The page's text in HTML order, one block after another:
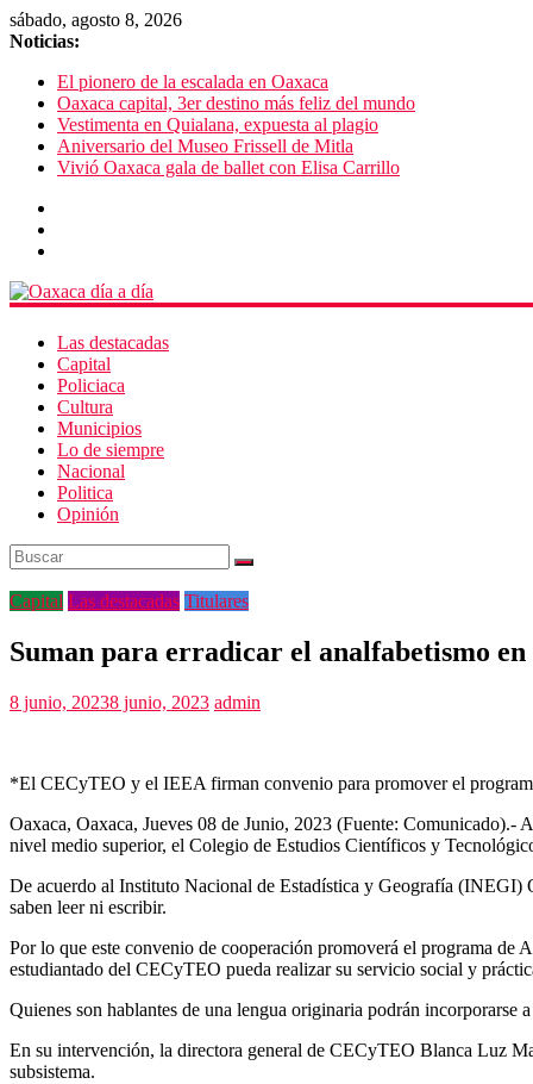
sábado, agosto 8, 2026
Noticias:
El pionero de la escalada en Oaxaca
Oaxaca capital, 3er destino más feliz del mundo
Vestimenta en Quialana, expuesta al plagio
Aniversario del Museo Frissell de Mitla
Vivió Oaxaca gala de ballet con Elisa Carrillo
Las destacadas
Capital
Policiaca
Cultura
Municipios
Lo de siempre
Nacional
Politica
Opinión
Capital Las destacadas Titulares
Suman para erradicar el analfabetismo en
8 junio, 20238 junio, 2023 admin
*El CECyTEO y el IEEA firman convenio para promover el
Oaxaca, Oaxaca, Jueves 08 de Junio, 2023 (Fuente: Comunicado).-
nivel medio superior, el Colegio de Estudios Científicos y
De acuerdo al Instituto Nacional de Estadística y Geografía (INEGI)
saben leer ni escribir.
Por lo que este convenio de cooperación promoverá el programa de
estudiantado del CECyTEO pueda realizar su servicio social y
Quienes son hablantes de una lengua originaria podrán incorporarse
En su intervención, la directora general de CECyTEO Blanca Luz
subsistema.